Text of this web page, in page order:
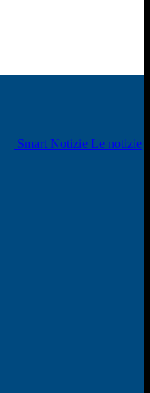
Smart Notizie Le notizie